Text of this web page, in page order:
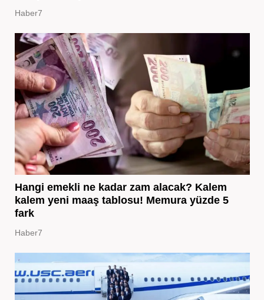
Haber7
Hangi emekli ne kadar zam alacak? Kalem
kalem yeni maaş tablosu! Memura yüzde 5
fark
Haber7